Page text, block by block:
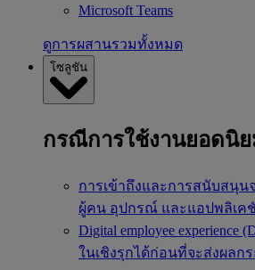
Microsoft Teams
ดูการผสานรวมทั้งหมด
โซลูชัน
กรณีการใช้งานยอดนิ
การเข้าถึงและการสนับสนุน
ผู้คน อุปกรณ์ และแอปพลิเค
Digital employee experience
ในเชิงรุกได้ก่อนที่จะส่งผลก